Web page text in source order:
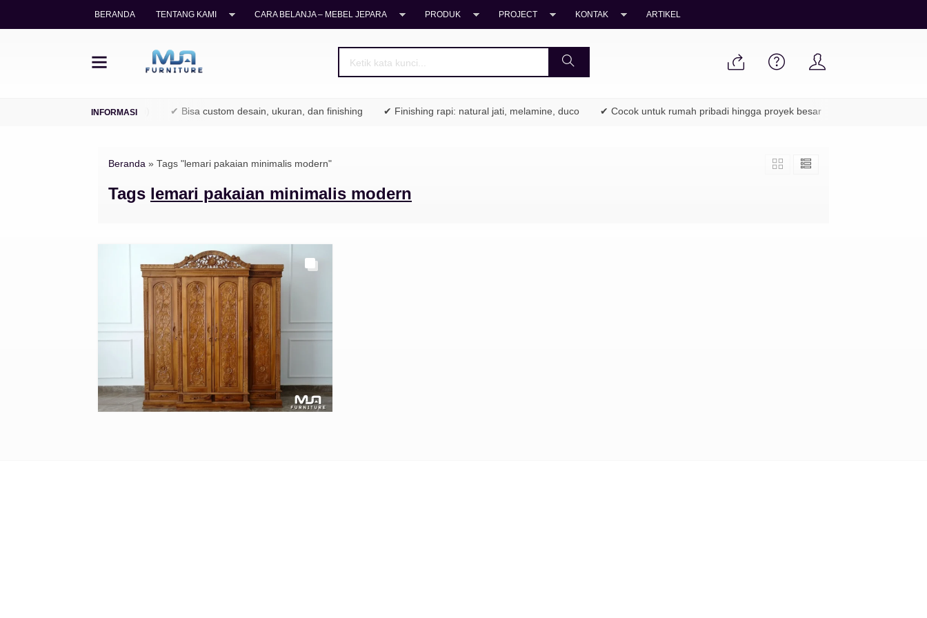
BERANDA TENTANG KAMI CARA BELANJA – MEBEL JEPARA PRODUK PROJECT KONTAK ARTIKEL
jati legal (TPK / Perhutani) ✔ Bisa custom desain, ukuran, dan finishing ✔ Finishing rapi: natural jati, melamine, duco ✔ Cocok untuk rumah pribadi hingga proyek besar
Beranda » Tags "lemari pakaian minimalis modern"
Tags lemari pakaian minimalis modern